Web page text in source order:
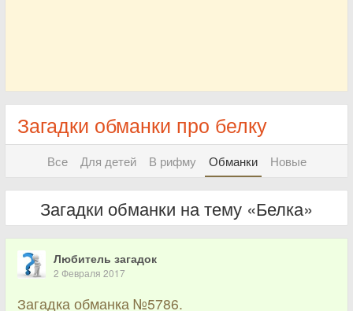
Загадки обманки про белку
Все Для детей В рифму Обманки Новые
Загадки обманки на тему «Белка»
Любитель загадок
2 Февраля 2017
Загадка обманка №5786.